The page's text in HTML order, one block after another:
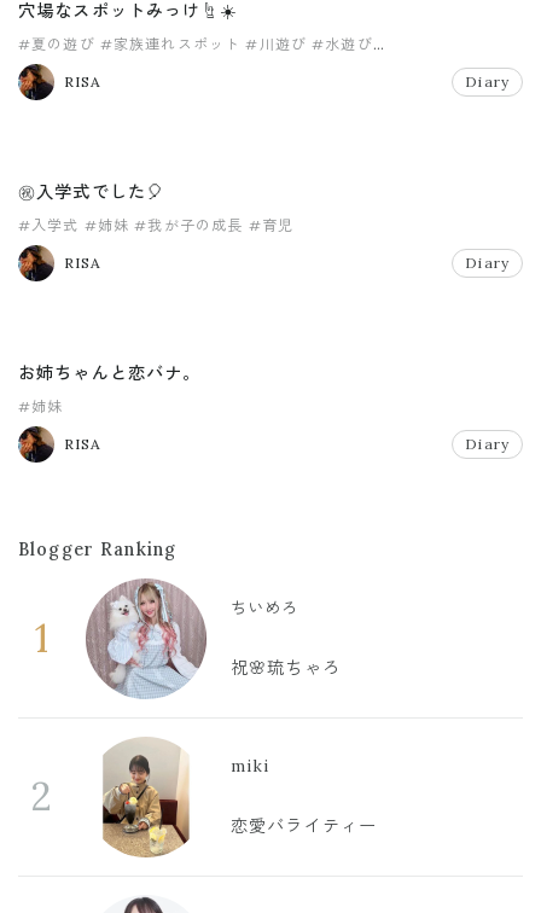
穴場なスポットみっけ☝️☀️
#夏の遊び #家族連れスポット #川遊び #水遊び
#関東お出かけスポット
RISA
Diary
㊗️入学式でした🎈
#入学式 #姉妹 #我が子の成長 #育児
RISA Diary
お姉ちゃんと恋バナ。
#姉妹
RISA Diary
Blogger Ranking
1
ちいめろ
祝🌸琉ちゃろ
2
miki
恋愛バライティー